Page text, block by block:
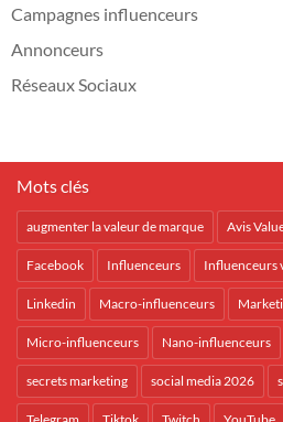
Campagnes influenceurs
Annonceurs
Réseaux Sociaux
Mots clés
augmenter la valeur de marque Avis
Facebook Influenceurs Influenceurs
Linkedin Macro-influenceurs
Micro-influenceurs Nano-influenceurs
secrets marketing social media 2026